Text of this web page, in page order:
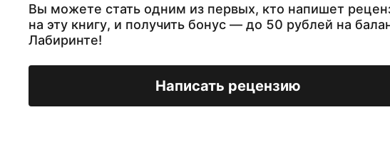
Вы можете стать одним из первых, кто напишет
на эту книгу, и получить бонус — до 50 рублей на
Лабиринте!
Написать рецензию